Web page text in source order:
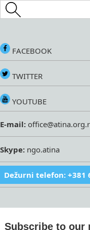
Search this site
FACEBOOK
TWITTER
YOUTUBE
E-mail:
Skype: ngo.atina
Dežurni telefon: +381
Subscribe to our